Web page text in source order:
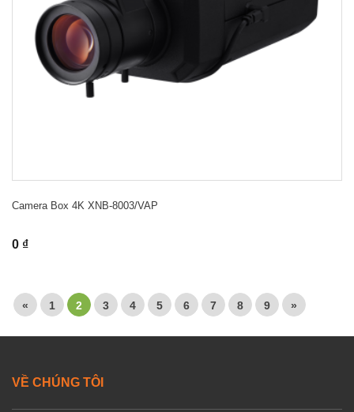
Camera Box 4K XNB-8003/VAP
0 ₫
« 1 2 3 4 5 6 7 8 9 »
VỀ CHÚNG TÔI